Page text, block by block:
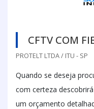
CFTV COM
PROTELT LTDA / ITU - SP
Quando se deseja
com certeza
um orçamento